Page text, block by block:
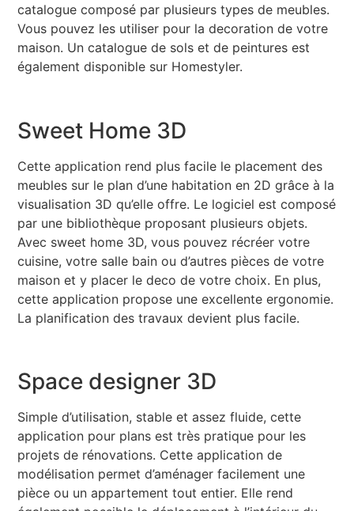
catalogue composé par plusieurs types de meubles.
Vous pouvez les utiliser pour la decoration de votre
maison. Un catalogue de sols et de peintures est
également disponible sur Homestyler.
Sweet Home 3D
Cette application rend plus facile le placement des
meubles sur le plan d’une habitation en 2D grâce à la
visualisation 3D qu’elle offre. Le logiciel est composé
par une bibliothèque proposant plusieurs objets.
Avec sweet home 3D, vous pouvez récréer votre
cuisine, votre salle bain ou d’autres pièces de votre
maison et y placer le deco de votre choix. En plus,
cette application propose une excellente ergonomie.
La planification des travaux devient plus facile.
Space designer 3D
Simple d’utilisation, stable et assez fluide, cette
application pour plans est très pratique pour les
projets de rénovations. Cette application de
modélisation permet d’aménager facilement une
pièce ou un appartement tout entier. Elle rend